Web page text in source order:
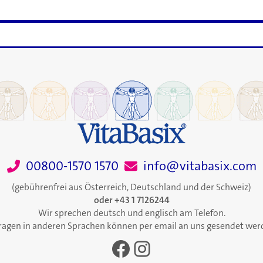
00800-1570 1570 info@vitabasix.com
(gebührenfrei aus Österreich, Deutschland und der Schweiz)
oder +43 1 7126244
Wir sprechen deutsch und englisch am Telefon.
in anderen Sprachen können per email an uns gesendet
Facebook
Instagram